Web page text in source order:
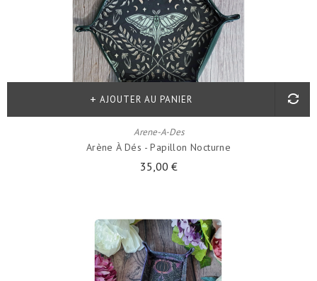
Arene-A-Des
Arène À Dés - Papillon Nocturne
35,00 €
AJOUTER AU PANIER